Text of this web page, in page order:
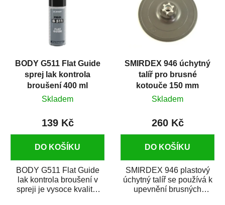
BODY G511 Flat Guide
sprej lak kontrola
broušení 400 ml
Skladem
139 Kč
DO KOŠÍKU
BODY G511 Flat Guide
lak kontrola broušení v
spreji je vysoce kvalitní
SMIRDEX 946 úchytný
talíř pro brusné
kotouče 150 mm
Skladem
260 Kč
DO KOŠÍKU
SMIRDEX 946 plastový
úchytný talíř se používá k
upevnění brusných